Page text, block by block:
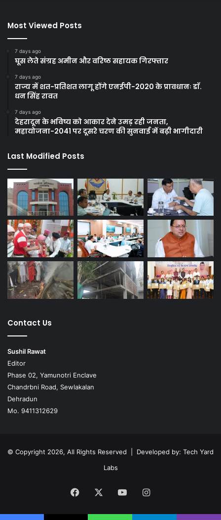
Most Viewed Posts
7 days ago
घूस लेते संग्रह अमीन और वरिष्ठ सहायक गिरफ्तार
7 days ago
राज्य में शत-प्रतिशत लागू होंगे एनईपी-2020 के प्रावधानः डाॅ.
धन सिंह रावत
7 days ago
देहरादून के भविष्य को आकार देने उमड़ रही जनता,
महायोजना-2041 पर दूसरे चरण की सुनवाई में बढ़ी भागीदारी
Last Modified Posts
Contact Us
Sushil Rawat
Editor
Phase 02, Yamunotri Enclave
Chandrbni Road, Sewlakalan
Dehradun
Mo. 9411312629
© Copyright 2026, All Rights Reserved | Developed by: Tech Yard
Labs
Facebook YouTubeInstagram